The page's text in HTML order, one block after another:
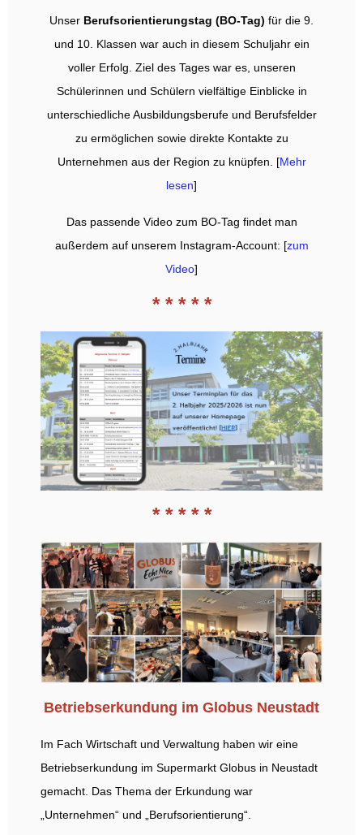
Unser Berufsorientierungstag (BO-Tag) für die 9.
und 10. Klassen war auch in diesem Schuljahr ein
voller Erfolg. Ziel des Tages war es, unseren
Schülerinnen und Schülern vielfältige Einblicke in
unterschiedliche Ausbildungsberufe und Berufsfelder
zu ermöglichen sowie direkte Kontakte zu
Unternehmen aus der Region zu knüpfen. [Mehr
lesen]
Das passende Video zum BO-Tag findet man
außerdem auf unserem Instagram-Account: [zum
Video]
* * * * *
* * * * *
Betriebserkundung im Globus Neustadt
Im Fach Wirtschaft und Verwaltung haben wir eine
Betriebserkundung im Supermarkt Globus in Neustadt
gemacht. Das Thema der Erkundung war
„Unternehmen“ und „Berufsorientierung“.